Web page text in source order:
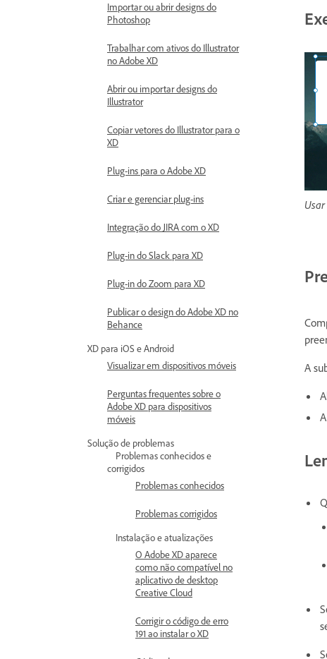
Importar ou abrir designs do
Photoshop
Trabalhar com ativos do Illustrator
no Adobe XD
Abrir ou importar designs do
Illustrator
Copiar vetores do Illustrator para o
XD
Plug-ins para o Adobe XD
Criar e gerenciar plug-ins
Integração do JIRA com o XD
Plug-in do Slack para XD
Plug-in do Zoom para XD
Publicar o design do Adobe XD no
Behance
XD para iOS e Android
Visualizar em dispositivos móveis
Perguntas frequentes sobre o
Adobe XD para dispositivos
móveis
Solução de problemas
Problemas conhecidos e
corrigidos
Problemas conhecidos
Problemas corrigidos
Instalação e atualizações
O Adobe XD aparece
como não compatível no
aplicativo de desktop
Creative Cloud
Corrigir o código de erro
191 ao instalar o XD
A